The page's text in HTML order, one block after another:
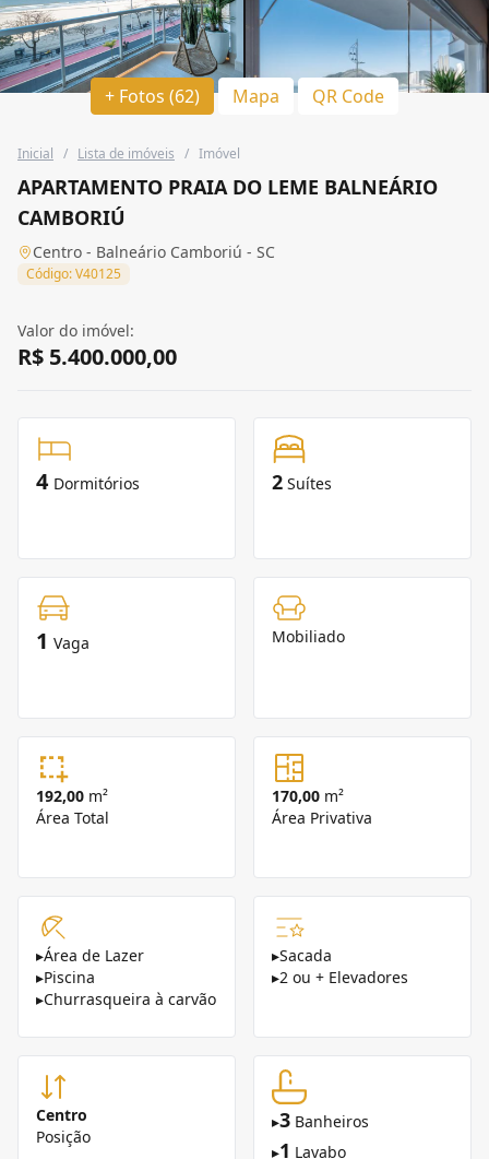
+ Fotos (62) Mapa QR Code
Inicial / Lista de imóveis / Imóvel
APARTAMENTO PRAIA DO LEME BALNEÁRIO
CAMBORIÚ
Centro - Balneário Camboriú - SC
Código: V40125
Valor do imóvel:
R$ 5.400.000,00
4 Dormitórios 2 Suítes
1 Vaga Mobiliado
192,00 m²
Área Total
170,00 m²
Área Privativa
▸Área de Lazer
▸Piscina
▸Churrasqueira à carvão
▸Sacada
▸2 ou + Elevadores
Centro
Posição
▸3 Banheiros
▸1 Lavabo